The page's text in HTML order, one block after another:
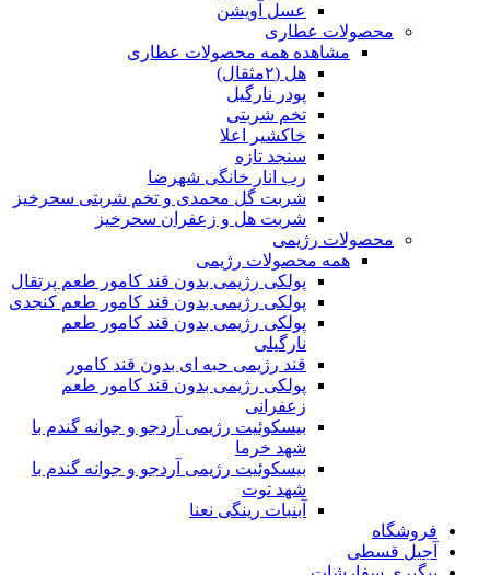
عسل آویشن
محصولات عطاری
مشاهده همه محصولات عطاری
هل (۲مثقال)
پودر نارگیل
تخم شربتی
خاکشیر اعلا
سنجد تازه
رب انار خانگی شهرضا
شربت گل محمدی و تخم شربتی سحرخیز
شربت هل و زعفران سحرخیز
محصولات رژیمی
همه محصولات رژیمی
پولکی رژیمی بدون قند کامور طعم پرتقال
پولکی رژیمی بدون قند کامور طعم کنجدی
پولکی رژیمی بدون قند کامور طعم
نارگیلی
قند رژیمی حبه ای بدون قند کامور
پولکی رژیمی بدون قند کامور طعم
زعفرانی
بيسکوئيت رژیمی آردجو و جوانه گندم با
شهد خرما
بيسکوئيت رژیمی آردجو و جوانه گندم با
شهد توت
آبنبات رینگی نعنا
فروشگاه
آجیل قسطی